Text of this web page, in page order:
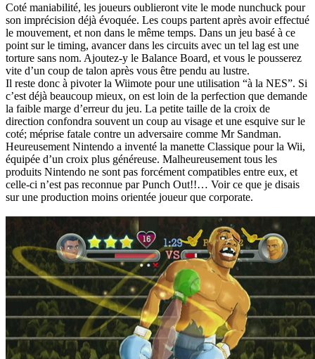
Coté maniabilité, les joueurs oublieront vite le mode nunchuck pour
son imprécision déjà évoquée. Les coups partent après avoir effectué
le mouvement, et non dans le même temps. Dans un jeu basé à ce
point sur le timing, avancer dans les circuits avec un tel lag est une
torture sans nom. Ajoutez-y le Balance Board, et vous le pousserez
vite d’un coup de talon après vous être pendu au lustre.
Il reste donc à pivoter la Wiimote pour une utilisation “à la NES”. Si
c’est déjà beaucoup mieux, on est loin de la perfection que demande
la faible marge d’erreur du jeu. La petite taille de la croix de
direction confondra souvent un coup au visage et une esquive sur le
coté; méprise fatale contre un adversaire comme Mr Sandman.
Heureusement Nintendo a inventé la manette Classique pour la Wii,
équipée d’un croix plus généreuse. Malheureusement tous les
produits Nintendo ne sont pas forcément compatibles entre eux, et
celle-ci n’est pas reconnue par Punch Out!!… Voir ce que je disais
sur une production moins orientée joueur que corporate.